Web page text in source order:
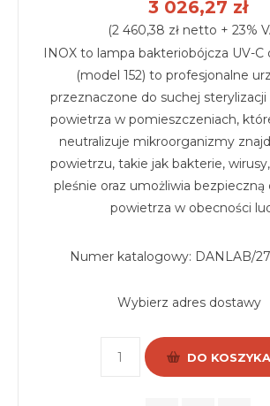
3 026,27 zł
(2 460,38 zł netto + 23%
INOX to lampa bakteriobójcza UV-C
(model 152) to profesjonalne
przeznaczone do suchej
powietrza w pomieszczeniach,
neutralizuje mikroorganizmy
powietrzu, takie jak bakterie,
pleśnie oraz umożliwia bezpieczną
powietrza w obecności
Numer katalogowy: DANLAB/
Wybierz adres dostawy
DO KOSZYKA